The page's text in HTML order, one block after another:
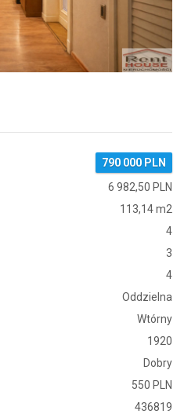
790 000 PLN
6 982,50 PLN
113,14 m2
4
3
4
Oddzielna
Wtórny
1920
Dobry
550 PLN
436819